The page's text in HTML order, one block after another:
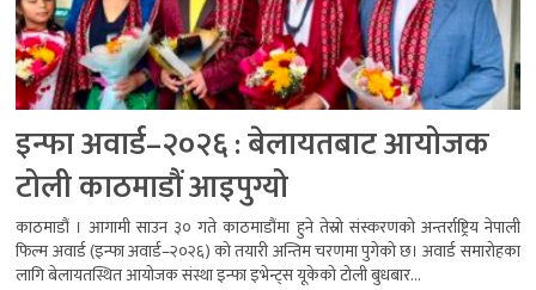
इन्फा अवार्ड–२०२६ : बेलायतबाट आयोजक
टोली काठमाडौं आइपुग्यो
काठमाडौं । आगामी साउन ३० गते काठमाडौंमा हुने तेस्रो संस्करणको अन्तर्राष्ट्रिय नेपाली
फिल्म अवार्ड (इन्फा अवार्ड–२०२६) को तयारी अन्तिम चरणमा पुगेको छ। अवार्ड समारोहका
लागि बेलायतस्थित आयोजक संस्था इन्फा इभेन्ट्स यूकेको टोली बुधबार...